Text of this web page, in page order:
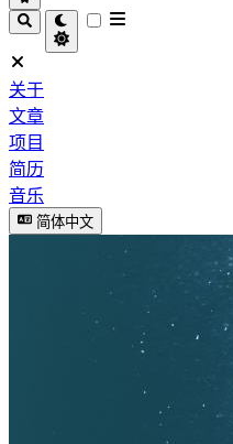
关于
文章
项目
简历
音乐
简体中文